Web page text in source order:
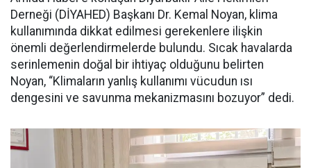
Derneği (DİYAHED) Başkanı Dr. Kemal Noyan, klima
kullanımında dikkat edilmesi gerekenlere ilişkin
önemli değerlendirmelerde bulundu. Sıcak havalarda
serinlemenin doğal bir ihtiyaç olduğunu belirten
Noyan, “Klimaların yanlış kullanımı vücudun ısı
dengesini ve savunma mekanizmasını bozuyor” dedi.